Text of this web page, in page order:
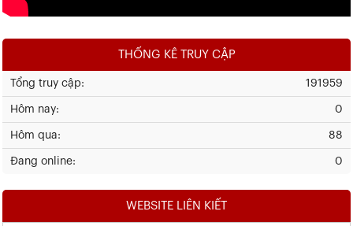
THỐNG KÊ TRUY CẬP
191959
Tổng truy cập:
0
Hôm nay:
88
Hôm qua:
0
Đang online:
WEBSITE LIÊN KIẾT